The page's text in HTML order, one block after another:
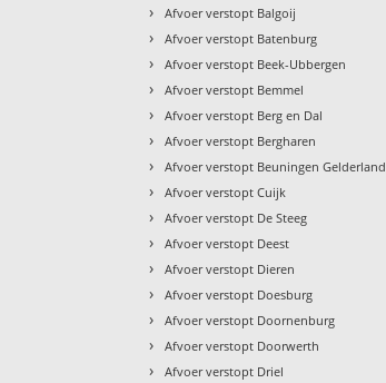
› Afvoer verstopt Balgoij
› Afvoer verstopt Batenburg
› Afvoer verstopt Beek-Ubbergen
› Afvoer verstopt Bemmel
› Afvoer verstopt Berg en Dal
› Afvoer verstopt Bergharen
› Afvoer verstopt Beuningen Gelderland
› Afvoer verstopt Cuijk
› Afvoer verstopt De Steeg
› Afvoer verstopt Deest
› Afvoer verstopt Dieren
› Afvoer verstopt Doesburg
› Afvoer verstopt Doornenburg
› Afvoer verstopt Doorwerth
› Afvoer verstopt Driel